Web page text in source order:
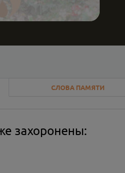
СЛОВА ПАМЯТИ
захоронены: